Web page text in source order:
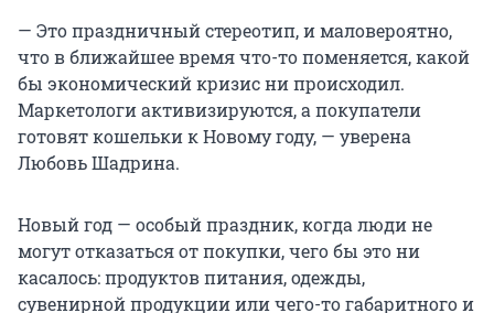
— Это праздничный стереотип, и маловероятно,
что в ближайшее время что-то поменяется, какой
бы экономический кризис ни происходил.
Маркетологи активизируются, а покупатели
готовят кошельки к Новому году, — уверена
Любовь Шадрина.
Новый год — особый праздник, когда люди не
могут отказаться от покупки, чего бы это ни
касалось: продуктов питания, одежды,
сувенирной продукции или чего-то габаритного и